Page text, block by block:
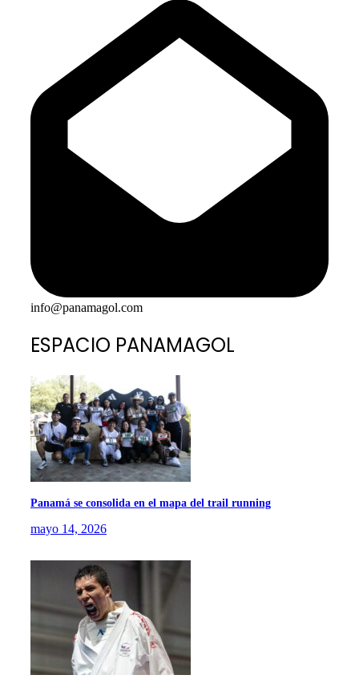
info@panamagol.com
ESPACIO PANAMAGOL
Panamá se consolida en el mapa del trail running
mayo 14, 2026